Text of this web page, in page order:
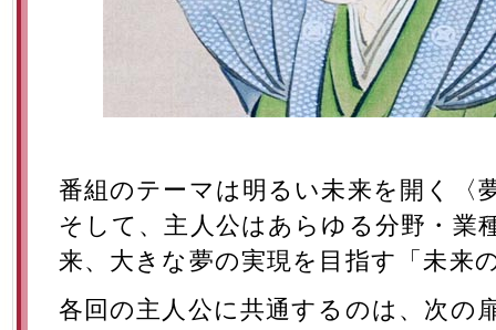
番組のテーマは明るい未来を開く〈
そして、主人公はあらゆる分野・業
来、大きな夢の実現を目指す「未来
各回の主人公に共通するのは、次の